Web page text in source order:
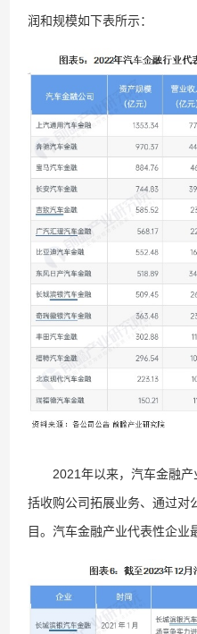
润和规模如下表所示：
2021年以来，汽车金融产
括收购公司拓展业务、通过对
目。汽车金融产业代表性企业